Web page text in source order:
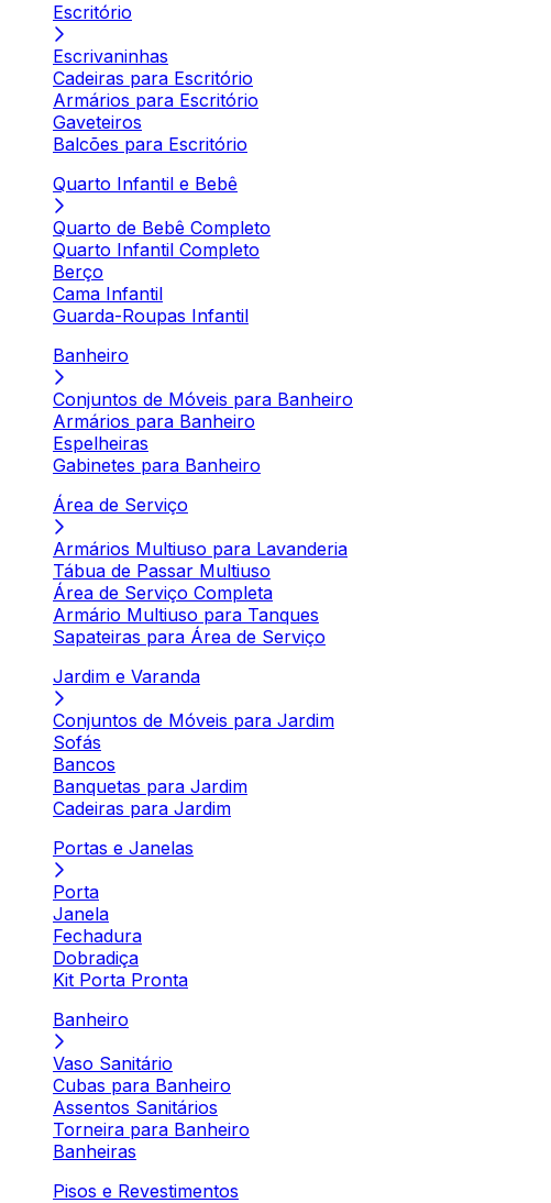
Escritório
Escrivaninhas
Cadeiras para Escritório
Armários para Escritório
Gaveteiros
Balcões para Escritório
Quarto Infantil e Bebê
Quarto de Bebê Completo
Quarto Infantil Completo
Berço
Cama Infantil
Guarda-Roupas Infantil
Banheiro
Conjuntos de Móveis para Banheiro
Armários para Banheiro
Espelheiras
Gabinetes para Banheiro
Área de Serviço
Armários Multiuso para Lavanderia
Tábua de Passar Multiuso
Área de Serviço Completa
Armário Multiuso para Tanques
Sapateiras para Área de Serviço
Jardim e Varanda
Conjuntos de Móveis para Jardim
Sofás
Bancos
Banquetas para Jardim
Cadeiras para Jardim
Portas e Janelas
Porta
Janela
Fechadura
Dobradiça
Kit Porta Pronta
Banheiro
Vaso Sanitário
Cubas para Banheiro
Assentos Sanitários
Torneira para Banheiro
Banheiras
Pisos e Revestimentos